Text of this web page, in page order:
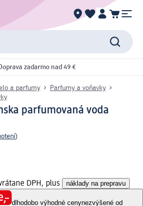
zadarmo nad 49 €
a parfumy
Parfumy a voňavky
parfumovaná voda
)
DPH, plus náklady na prepravu
dlhodobo výhodné cenynezvýšené od